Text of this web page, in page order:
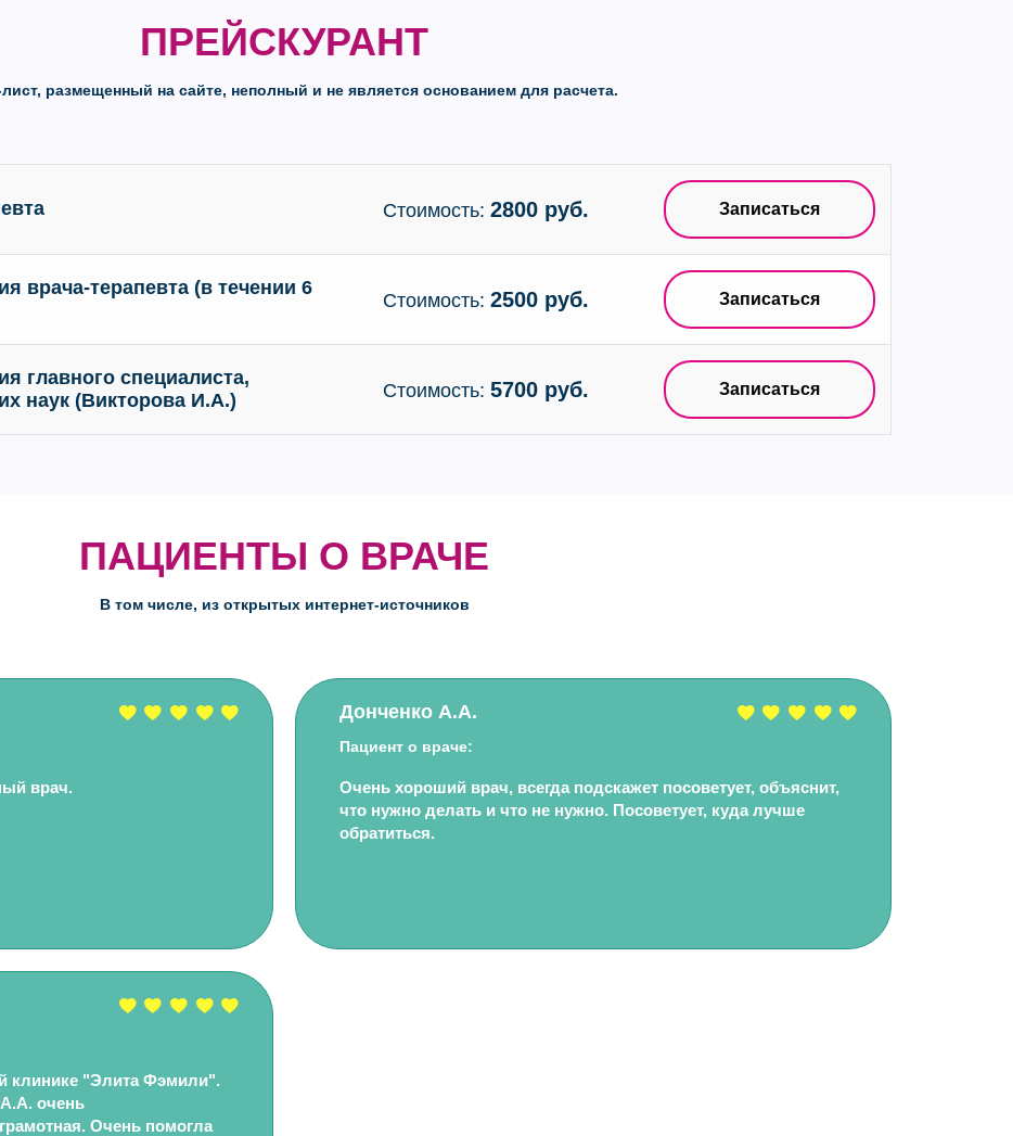
ПРЕЙСКУРАНТ
размещенный на сайте, неполный и не является основанием для расчета.
Стоимость: 2800 руб. Записаться
врача-терапевта (в течении 6
Стоимость: 2500 руб. Записаться
главного специалиста,
наук (Викторова И.А.)
Стоимость: 5700 руб. Записаться
ПАЦИЕНТЫ О ВРАЧЕ
В том числе, из открытых интернет-источников
врач.
Донченко А.А.
Пациент о враче:
Очень хороший врач, всегда подскажет посоветует, объяснит,
что нужно делать и что не нужно. Посоветует, куда лучше
обратиться.
клинике "Элита Фэмили".
очень
Очень помогла